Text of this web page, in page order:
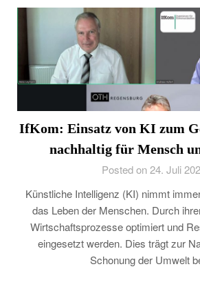
IfKom: Einsatz von KI zum
nachhaltig für Mensch
Posted on 24. Juli
Künstliche Intelligenz (KI) nimmt
das Leben der Menschen. Durch
Wirtschaftsprozesse optimiert und
eingesetzt werden. Dies trägt zur
Schonung der Umwelt